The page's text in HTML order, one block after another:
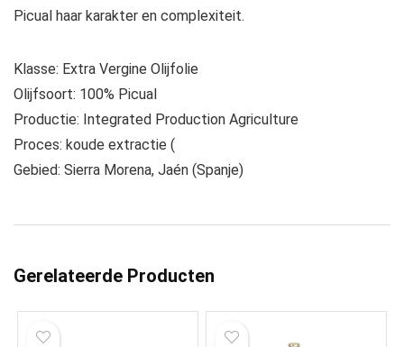
Picual haar karakter en complexiteit.
Klasse: Extra Vergine Olijfolie
Olijfsoort: 100% Picual
Productie: Integrated Production Agriculture
Proces: koude extractie (
Gebied: Sierra Morena, Jaén (Spanje)
Gerelateerde Producten